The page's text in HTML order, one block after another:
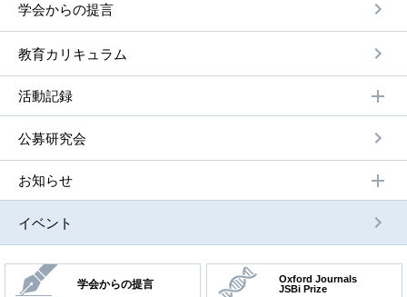
学会からの提⾔
教育カリキュラム
活動記録
公募研究会
お知らせ
イベント
学会からの提言
Oxford Journals
JSBi Prize